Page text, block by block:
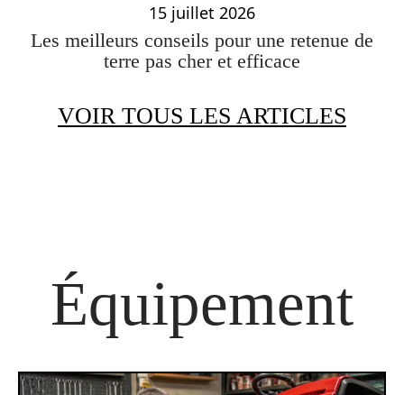
15 juillet 2026
Les meilleurs conseils pour une retenue de
terre pas cher et efficace
VOIR TOUS LES ARTICLES
Équipement